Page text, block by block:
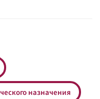
назначения